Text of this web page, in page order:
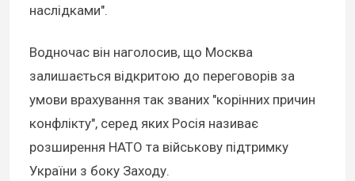
наслідками".
Водночас він наголосив, що Москва
залишається відкритою до переговорів за
умови врахування так званих "корінних причин
конфлікту", серед яких Росія називає
розширення НАТО та військову підтримку
України з боку Заходу.